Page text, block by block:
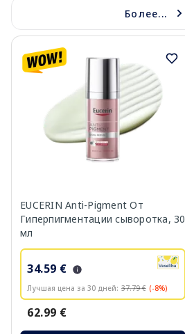
Более...
EUCERIN Anti-Pigment От
Гиперпигментации сыворотка, 30
мл
34.59 €
Лучшая цена за 30 дней: 37.79 € (-8%)
62.99 €